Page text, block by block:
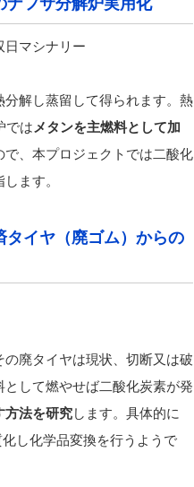
日マシナリー
解し蒸留して得られます。熱
では メタンを主燃料として加
、本プロジェクトでは二酸化
ます。
タイヤ（廃ゴム）からの
廃タイヤは現状、切断又は破
して燃やせば二酸化炭素が発
方法を研究します。具体的に
し化学品変換を行うようで